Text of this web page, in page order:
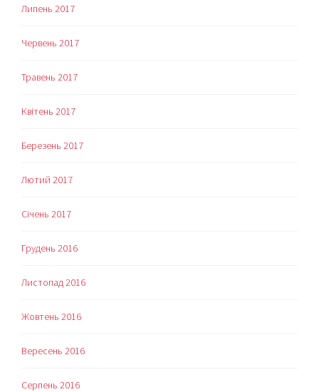
Липень 2017
Червень 2017
Травень 2017
Квітень 2017
Березень 2017
Лютий 2017
Січень 2017
Грудень 2016
Листопад 2016
Жовтень 2016
Вересень 2016
Серпень 2016